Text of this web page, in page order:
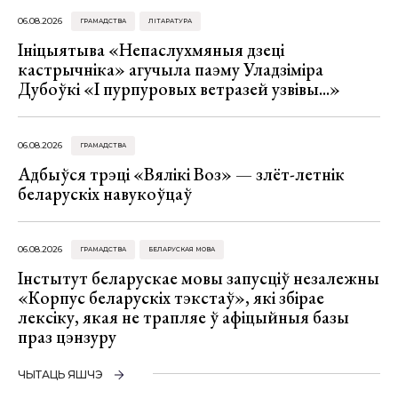
06.08.2026 ГРАМАДСТВА ЛІТАРАТУРА
Ініцыятыва «Непаслухмяныя дзеці
кастрычніка» агучыла паэму Уладзіміра
Дубоўкі «І пурпуровых ветразей узвівы...»
06.08.2026 ГРАМАДСТВА
Адбыўся трэці «Вялікі Воз» — злёт-летнік
беларускіх навукоўцаў
06.08.2026 ГРАМАДСТВА БЕЛАРУСКАЯ МОВА
Інстытут беларускае мовы запусціў незалежны
«Корпус беларускіх тэкстаў», які збірае
лексіку, якая не трапляе ў афіцыйныя базы
праз цэнзуру
ЧЫТАЦЬ ЯШЧЭ